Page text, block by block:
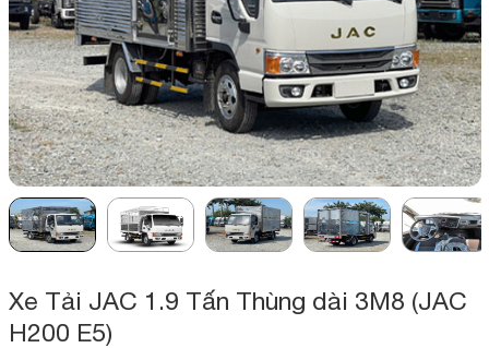
Xe Tải JAC 1.9 Tấn Thùng dài 3M8 (JAC
H200 E5)